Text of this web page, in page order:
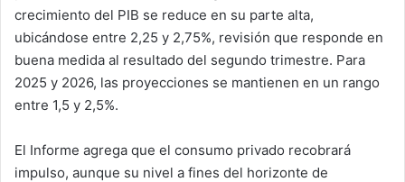
crecimiento del PIB se reduce en su parte alta,
ubicándose entre 2,25 y 2,75%, revisión que responde en
buena medida al resultado del segundo trimestre. Para
2025 y 2026, las proyecciones se mantienen en un rango
entre 1,5 y 2,5%.
El Informe agrega que el consumo privado recobrará
impulso, aunque su nivel a fines del horizonte de